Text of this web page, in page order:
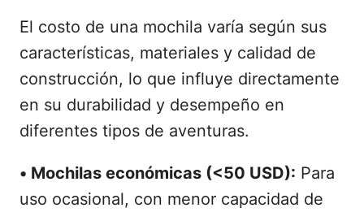
El costo de una mochila varía según sus
características, materiales y calidad de
construcción, lo que influye directamente
en su durabilidad y desempeño en
diferentes tipos de aventuras.
• Mochilas económicas (<50 USD): Para
uso ocasional, con menor capacidad de